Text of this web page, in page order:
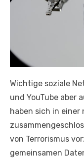
Wichtige soziale
und YouTube aber
haben sich in
von Terrorismus
gemeinsamen